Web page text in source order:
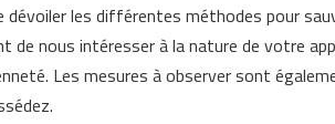
dévoiler les différentes méthodes pour
de nous intéresser à la nature de votre
Les mesures à observer sont